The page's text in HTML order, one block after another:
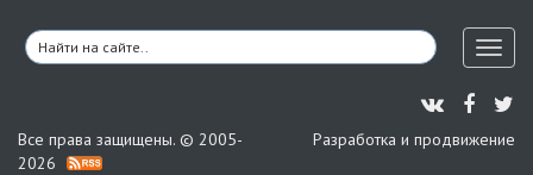
Все права защищены. © 2005-
2026
Разработка и продвижение